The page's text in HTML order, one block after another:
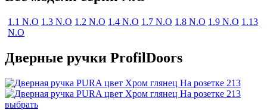
1.1 N.O 1.3 N.O 1.2 N.O 1.4 N.O 1.7 N.O 1.8 N.O 1.9 N.O 1.13
N.O
Дверные ручки ProfilDoors
выбрать